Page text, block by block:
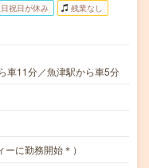
日祝日が休み 残業なし
車11分／魚津駅から車5分
に勤務開始＊）